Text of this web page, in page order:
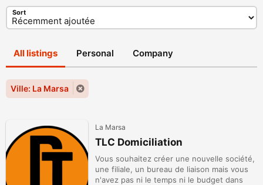
Sort
All listings Personal Company
Ville: La Marsa
La Marsa
TLC Domiciliation
Vous souhaitez créer une nouvelle société,
une filiale, un bureau de liaison mais vous
n'avez pas ni le temps ni le budget dans